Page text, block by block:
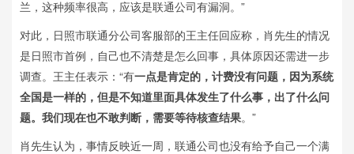
兰，这种频率很高，应该是联通公司有漏洞。”
对此，日照市联通分公司客服部的王主任回应称，肖先生的情况
是日照市首例，自己也不清楚是怎么回事，具体原因还需进一步
调查。王主任表示：“有一点是肯定的，计费没有问题，因为系统
全国是一样的，但是不知道里面具体发生了什么事，出了什么问
题。我们现在也不敢判断，需要等待核查结果。”
肖先生认为，事情反映近一周，联通公司也没有给予自己一个满